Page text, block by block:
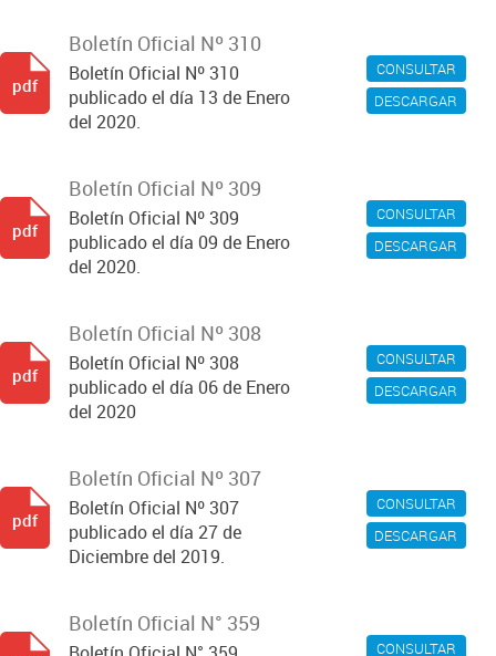
CONSULTAR
DESCARGAR
Boletín Oficial Nº 310
Boletín Oficial Nº 310
publicado el día 13 de Enero
del 2020.
pdf
CONSULTAR
DESCARGAR
Boletín Oficial Nº 309
Boletín Oficial Nº 309
publicado el día 09 de Enero
del 2020.
pdf
CONSULTAR
DESCARGAR
Boletín Oficial Nº 308
Boletín Oficial Nº 308
publicado el día 06 de Enero
del 2020
pdf
CONSULTAR
DESCARGAR
Boletín Oficial Nº 307
Boletín Oficial Nº 307
publicado el día 27 de
Diciembre del 2019.
pdf
CONSULTAR
Boletín Oficial N° 359